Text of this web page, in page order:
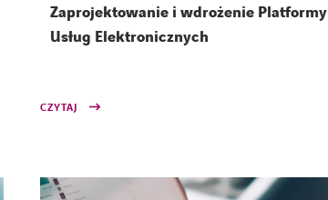
Zaprojektowanie i wdrożenie Platformy
Usług Elektronicznych
CZYTAJ